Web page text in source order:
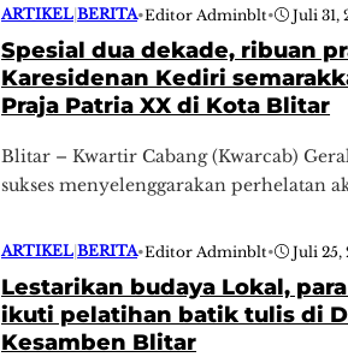
ARTIKEL |BERITA•Editor Adminblt• Juli 31,
Spesial dua dekade, ribuan
Karesidenan Kediri
Praja Patria XX di Kota Blitar
Blitar – Kwartir Cabang (Kwarcab)
sukses menyelenggarakan perhelatan
ARTIKEL |BERITA•Editor Adminblt• Juli 25,
Lestarikan budaya Lokal,
ikuti pelatihan batik tulis di
Kesamben Blitar